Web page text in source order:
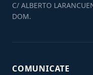
C/ ALBERTO
DOM.
COMUNICATE